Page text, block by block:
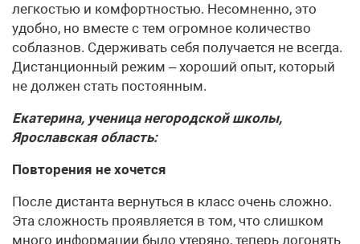
легкостью и комфортностью. Несомненно, это
удобно, но вместе с тем огромное количество
соблазнов. Сдерживать себя получается не всегда.
Дистанционный режим – хороший опыт, который
не должен стать постоянным.
Екатерина, ученица негородской школы,
Ярославская область:
Повторения не хочется
После дистанта вернуться в класс очень сложно.
Эта сложность проявляется в том, что слишком
много информации было утеряно, теперь догонять